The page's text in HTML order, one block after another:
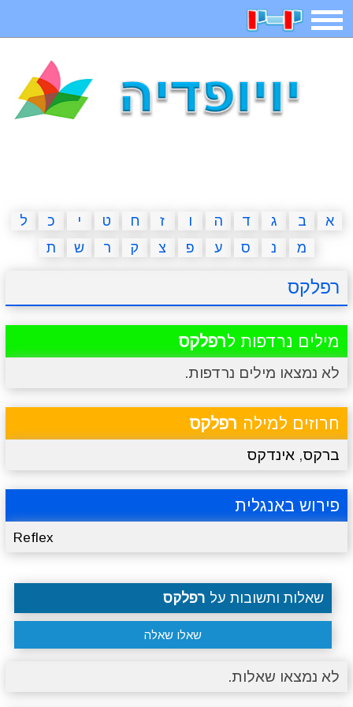
תפריט
איש תלוי מדריכים פוקימון גו מצא הבדלים
יצירה משחקי בנות אשליות חדשות
א ב ג ד ה ו ז ח ט י כ
ל
מ
נ ס ע פ צ ק ר ש ת
רפלקס
מילים נרדפות לרפלקס
לא נמצאו מילים נרדפות.
חרוזים למילה רפלקס
ברקס, אינדקס
פירוש באנגלית
Reflex
שאלות ותשובות על רפלקס
שאלו שאלה
לא נמצאו שאלות.